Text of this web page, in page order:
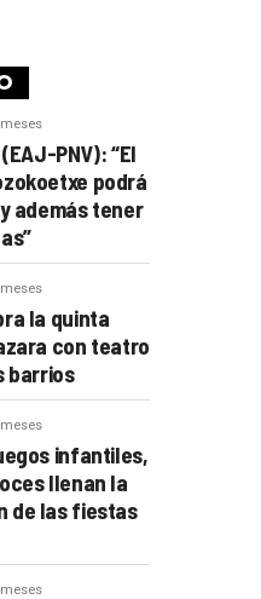
PNV): “El
podrá
además tener
la quinta
con teatro
barrios
infantiles,
llenan la
de las fiestas